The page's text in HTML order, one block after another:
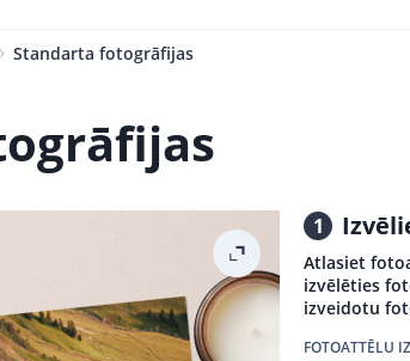
Standarta fotogrāfijas
1
Atlasiet
izvēlēties
izveidotu
FOTOATTĒLU